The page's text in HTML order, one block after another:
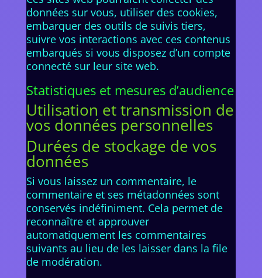
données sur vous, utiliser des cookies,
embarquer des outils de suivis tiers,
suivre vos interactions avec ces contenus
embarqués si vous disposez d’un compte
connecté sur leur site web.
Statistiques et mesures d’audience
Utilisation et transmission de
vos données personnelles
Durées de stockage de vos
données
Si vous laissez un commentaire, le
commentaire et ses métadonnées sont
conservés indéfiniment. Cela permet de
reconnaître et approuver
automatiquement les commentaires
suivants au lieu de les laisser dans la file
de modération.